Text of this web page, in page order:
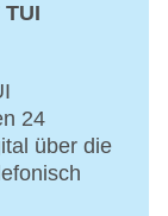
24
über die